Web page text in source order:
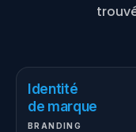
Identité
de marque
BRANDING